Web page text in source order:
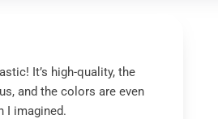
It’s high-quality, the
and the colors are even
I imagined.